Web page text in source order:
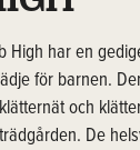
High har en
för barnen.
och
De